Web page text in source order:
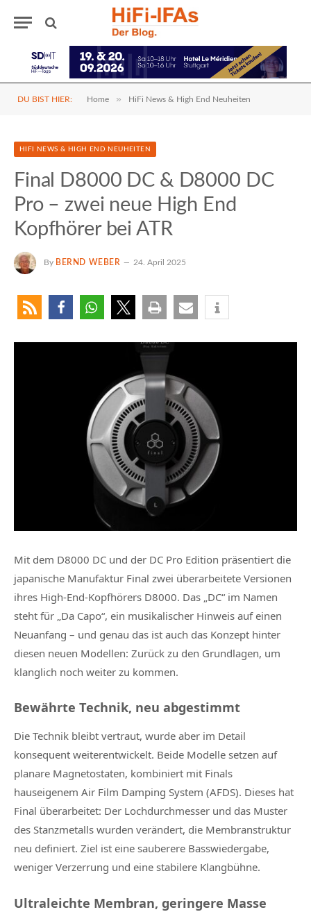
DU BIST HIER: Home » HiFi News & High End Neuheiten
HIFI NEWS & HIGH END NEUHEITEN
Final D8000 DC & D8000 DC
Pro – zwei neue High End
Kopfhörer bei ATR
By BERND WEBER 24. April 2025
Mit dem D8000 DC und der DC Pro Edition präsentiert die
japanische Manufaktur Final zwei überarbeitete Versionen
ihres High-End-Kopfhörers D8000. Das „DC“ im Namen
steht für „Da Capo“, ein musikalischer Hinweis auf einen
Neuanfang – und genau das ist auch das Konzept hinter
diesen neuen Modellen: Zurück zu den Grundlagen, um
klanglich noch weiter zu kommen.
Bewährte Technik, neu abgestimmt
Die Technik bleibt vertraut, wurde aber im Detail
konsequent weiterentwickelt. Beide Modelle setzen auf
planare Magnetostaten, kombiniert mit Finals
hauseigenem Air Film Damping System (AFDS). Dieses hat
Final überarbeitet: Der Lochdurchmesser und das Muster
des Stanzmetalls wurden verändert, die Membranstruktur
neu definiert. Ziel ist eine sauberere Basswiedergabe,
weniger Verzerrung und eine stabilere Klangbühne.
Ultraleichte Membran, geringere Masse